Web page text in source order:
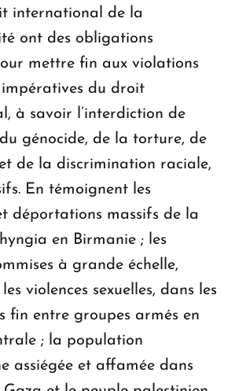
international de la
ont des obligations
mettre fin aux violations
impératives du droit
à savoir l’interdiction de
du génocide, de la torture, de
et de la discrimination raciale,
En témoignent les
déportations massifs de la
en Birmanie ; les
à grande échelle,
violences sexuelles, dans les
fin entre groupes armés en
; la population
assiégée et affamée dans